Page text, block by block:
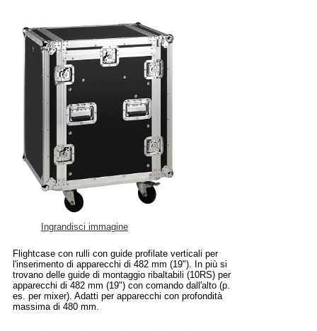
Ingrandisci immagine
Flightcase con rulli con guide profilate verticali per
l'inserimento di apparecchi di 482 mm (19"). In più si
trovano delle guide di montaggio ribaltabili (10RS) per
apparecchi di 482 mm (19") con comando dall'alto (p.
es. per mixer). Adatti per apparecchi con profondità
massima di 480 mm.